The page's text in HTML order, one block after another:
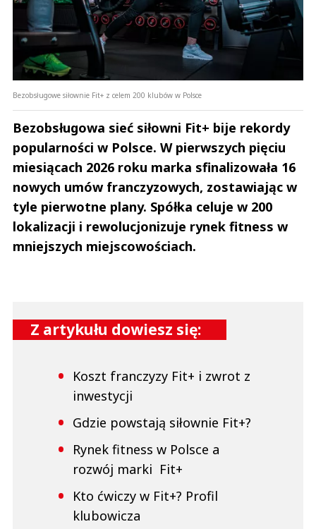
Bezobsługowe siłownie Fit+ z celem 200 klubów w Polsce
Bezobsługowa sieć siłowni Fit+ bije rekordy
popularności w Polsce. W pierwszych pięciu
miesiącach 2026 roku marka sfinalizowała 16
nowych umów franczyzowych, zostawiając w
tyle pierwotne plany. Spółka celuje w 200
lokalizacji i rewolucjonizuje rynek fitness w
mniejszych miejscowościach.
Z artykułu dowiesz się:
Koszt franczyzy Fit+ i zwrot z
inwestycji
Gdzie powstają siłownie Fit+?
Rynek fitness w Polsce a
rozwój marki Fit+
Kto ćwiczy w Fit+? Profil
klubowicza